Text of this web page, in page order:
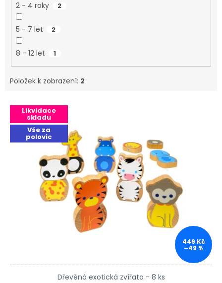
2 - 4 roky 2
5 - 7 let 2
8 - 12 let 1
Položek k zobrazení: 2
Výpis produktů
Likvidace
skladu
Vše za
polovic
449 Kč
–49 %
Dřevěná exotická zvířata - 8 ks